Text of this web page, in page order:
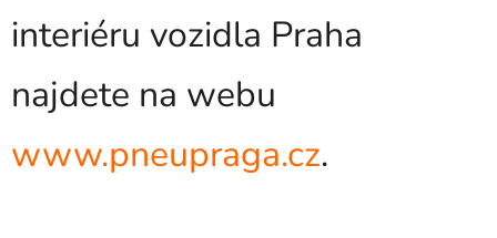
interiéru vozidla Praha
najdete na webu
www.pneupraga.cz.